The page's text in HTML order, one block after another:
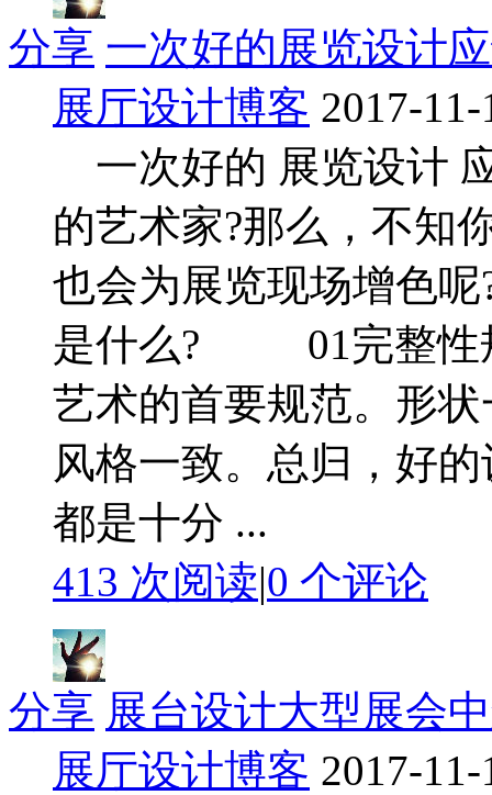
分享 一次好的展览设计
展厅设计博客 2017-
一次好的 展览设计
的艺术家?那么，不知
也会为展览现场增色
是什么? 01完整性
艺术的首要规范。形
风格一致。总归，好
都是十分 ...
413 次阅读|0 个评论
分享 展台设计大型展会
展厅设计博客 2017-